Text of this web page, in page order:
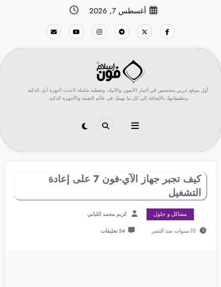
أغسطس 7, 2026
أول موقع عربي متخصص في أخبار الآيفون والآيباد، وتغطية شاملة لأحدث أجهزة أبل الذكية
وتطبيقاتها، بالإضافة إلى كل ما يهمك في عالم التقنية والأجهزة الذكية.
كيف تجبر جهاز الآي-فون 7 على إعادة
التشغيل
مشاكل و حلول كريم محمد اللباني
10 سنوات منذ النشر 54 تعليقات